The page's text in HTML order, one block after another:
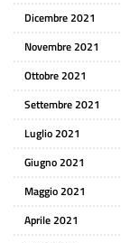
Dicembre 2021
Novembre 2021
Ottobre 2021
Settembre 2021
Luglio 2021
Giugno 2021
Maggio 2021
Aprile 2021